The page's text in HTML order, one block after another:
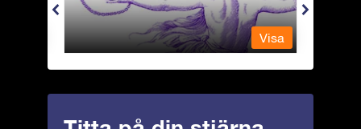
Visa